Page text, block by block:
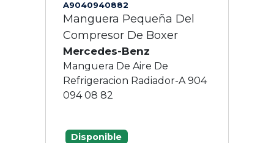
A9040940882
Manguera Pequeña Del
Compresor De Boxer
Mercedes-Benz
Manguera De Aire De
Refrigeracion Radiador-A 904
094 08 82
Disponible